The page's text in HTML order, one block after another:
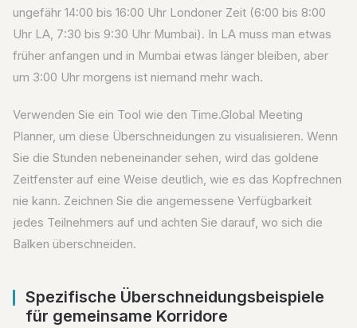
ungefähr 14:00 bis 16:00 Uhr Londoner Zeit (6:00 bis 8:00
Uhr LA, 7:30 bis 9:30 Uhr Mumbai). In LA muss man etwas
früher anfangen und in Mumbai etwas länger bleiben, aber
um 3:00 Uhr morgens ist niemand mehr wach.
Verwenden Sie ein Tool wie den Time.Global Meeting
Planner, um diese Überschneidungen zu visualisieren. Wenn
Sie die Stunden nebeneinander sehen, wird das goldene
Zeitfenster auf eine Weise deutlich, wie es das Kopfrechnen
nie kann. Zeichnen Sie die angemessene Verfügbarkeit
jedes Teilnehmers auf und achten Sie darauf, wo sich die
Balken überschneiden.
Spezifische Überschneidungsbeispiele
für gemeinsame Korridore